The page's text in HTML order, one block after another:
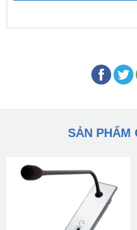
SẢN PHẨM